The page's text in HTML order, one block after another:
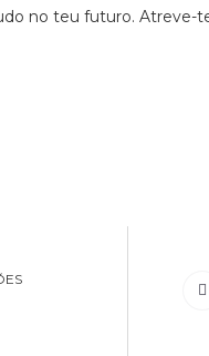
no teu futuro. Atreve-